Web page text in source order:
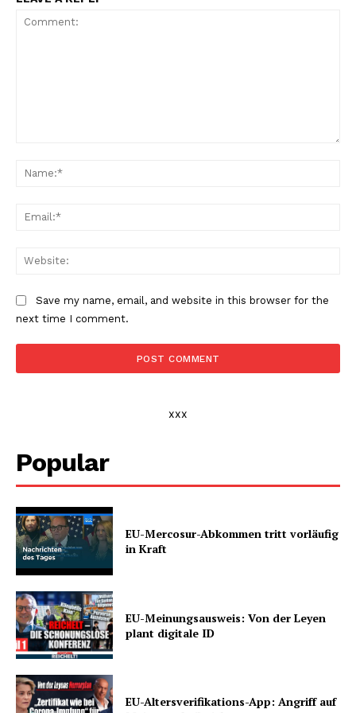
Save my name, email, and website in this browser for the
next time I comment.
xxx
Popular
EU-Mercosur-Abkommen tritt vorläufig
in Kraft
EU-Meinungsausweis: Von der Leyen
plant digitale ID
EU-Altersverifikations-App: Angriff auf